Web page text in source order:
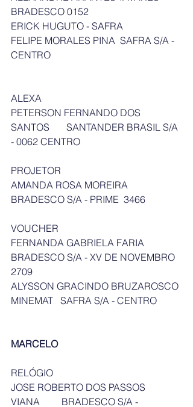
BRADESCO 0152
ERICK HUGUTO - SAFRA
FELIPE MORALES PINA  SAFRA S/A -
CENTRO
ALEXA
PETERSON FERNANDO DOS
SANTOS       SANTANDER BRASIL S/A
- 0062 CENTRO
PROJETOR
AMANDA ROSA MOREIRA
BRADESCO S/A - PRIME  3466
VOUCHER
FERNANDA GABRIELA FARIA
BRADESCO S/A - XV DE NOVEMBRO
2709
ALYSSON GRACINDO BRUZAROSCO
MINEMAT   SAFRA S/A - CENTRO
MARCELO
RELÓGIO
JOSE ROBERTO DOS PASSOS
VIANA         BRADESCO S/A -